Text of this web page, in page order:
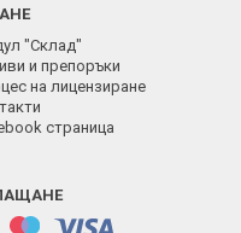
"Склад"
и препоръки
на лицензиране
страница